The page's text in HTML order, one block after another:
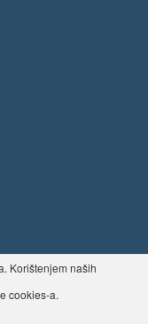
Korištenjem naših
cookies-a.